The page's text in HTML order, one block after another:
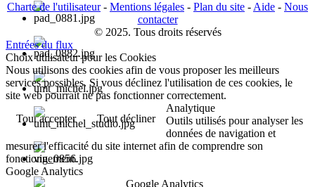
Charte de l'utilisateur- Mentions légales - Plan du site - Aide - Nous
contacter
© 2025. Tous droits réservés
Entrées du flux
Choix utilisateur pour les Cookies
Nous utilisons des cookies afin de vous proposer les meilleurs
services possibles. Si vous déclinez l'utilisation de ces cookies, le
site web pourrait ne pas fonctionner correctement.
Tout accepter
Tout décliner
Analytique
Outils utilisés pour analyser les
données de navigation et
mesurer l'efficacité du site internet afin de comprendre son
fonctionnement.
Google Analytics
Google Analytics